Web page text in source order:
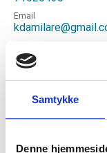
Samtykke
Denne
Email
Ajanny Logistics
Revisor
Uoplyst
Uoplyst